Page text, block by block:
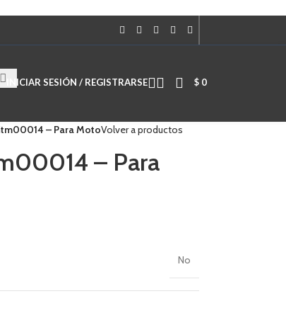
hay resultados autocompletados, puedes utilizar las
INICIAR SESIÓN / REGISTRARSE $ 0
– Para MotoVolver a productos
– Para
No